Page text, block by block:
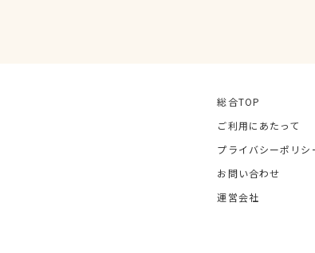
総合TOP
ご利用にあたって
プライバシーポリシ
お問い合わせ
運営会社